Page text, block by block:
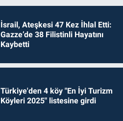
İsrail, Ateşkesi 47 Kez İhlal Etti:
Gazze’de 38 Filistinli Hayatını
Kaybetti
Türkiye'den 4 köy "En İyi Turizm
Köyleri 2025" listesine girdi